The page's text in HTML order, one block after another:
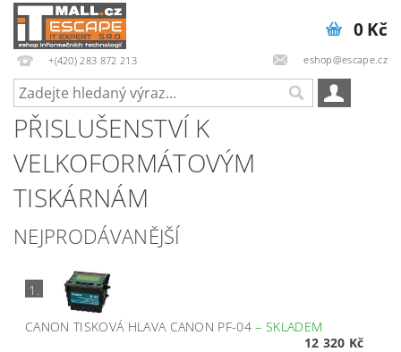
+(420) 283 872 213 eshop@escape.cz
0 Kč
PŘISLUŠENSTVÍ K
VELKOFORMÁTOVÝM
TISKÁRNÁM
NEJPRODÁVANĚJŠÍ
1.
CANON TISKOVÁ HLAVA CANON PF-04–SKLADEM
12 320 Kč